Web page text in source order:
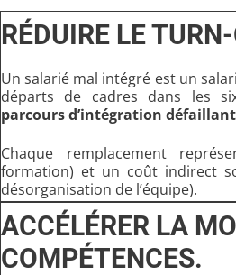
RÉDUIRE LE
Un salarié mal intégré est un
départs de cadres dans les
parcours d’intégration défaillant
Chaque remplacement
formation) et un coût indirect
désorganisation de l’équipe).
ACCÉLÉRER LA
COMPÉTENCES.